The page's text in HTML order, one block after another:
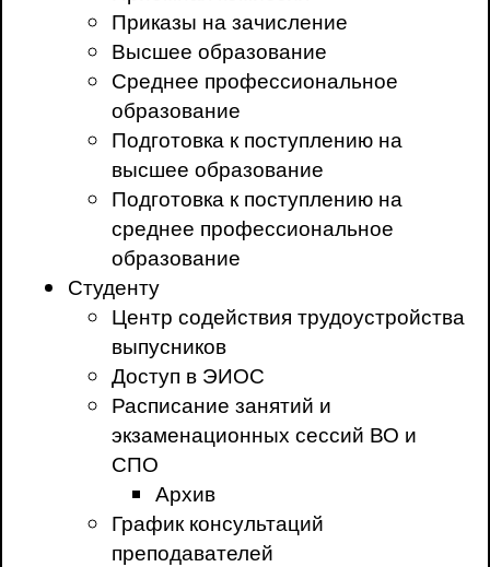
Приказы на зачисление
Высшее образование
Среднее профессиональное
образование
Подготовка к поступлению на
высшее образование
Подготовка к поступлению на
среднее профессиональное
образование
Студенту
Центр содействия трудоустройства
выпусников
Доступ в ЭИОС
Расписание занятий и
экзаменационных сессий ВО и
СПО
Архив
График консультаций
преподавателей